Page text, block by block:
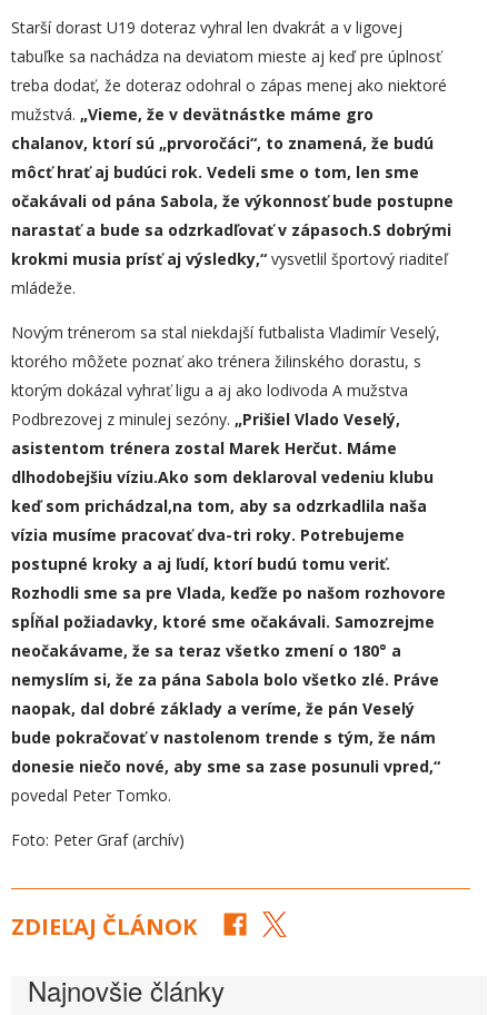
Starší dorast U19 doteraz vyhral len dvakrát a v ligovej
tabuľke sa nachádza na deviatom mieste aj keď pre úplnosť
treba dodať, že doteraz odohral o zápas menej ako niektoré
mužstvá. „Vieme, že v devätnástke máme gro
chalanov, ktorí sú „prvoročáci“, to znamená, že budú
môcť hrať aj budúci rok. Vedeli sme o tom, len sme
očakávali od pána Sabola, že výkonnosť bude postupne
narastaťa bude sa odzrkadľovaťv zápasoch.S dobrými
krokmi musia prísť aj výsledky,“ vysvetlil športový riaditeľ
mládeže.
Novým trénerom sa stal niekdajší futbalista Vladimír Veselý,
ktorého môžete poznať ako trénera žilinského dorastu, s
ktorým dokázal vyhrať ligu a aj ako lodivoda A mužstva
Podbrezovej z minulej sezóny. „Prišiel Vlado Veselý,
asistentom trénera zostal Marek Herčut. Máme
dlhodobejšiu víziu.Ako som deklaroval vedeniu klubu
keď som prichádzal,na tom, aby sa odzrkadlila naša
vízia musíme pracovať dva-tri roky. Potrebujeme
postupné kroky a aj ľudí, ktorí budú tomu veriť.
Rozhodli sme sa pre Vlada, keďže po našom rozhovore
spĺňal požiadavky, ktoré sme očakávali. Samozrejme
neočakávame, že sa teraz všetko zmení o 180° a
nemyslím si, že za pána Sabola bolo všetko zlé. Práve
naopak, dal dobré základy a veríme, že pán Veselý
bude pokračovať v nastolenom trende s tým, že nám
donesie niečo nové, aby sme sa zase posunuli vpred,“
povedal Peter Tomko.
Foto: Peter Graf (archív)
ZDIEĽAJ ČLÁNOK
Najnovšie články